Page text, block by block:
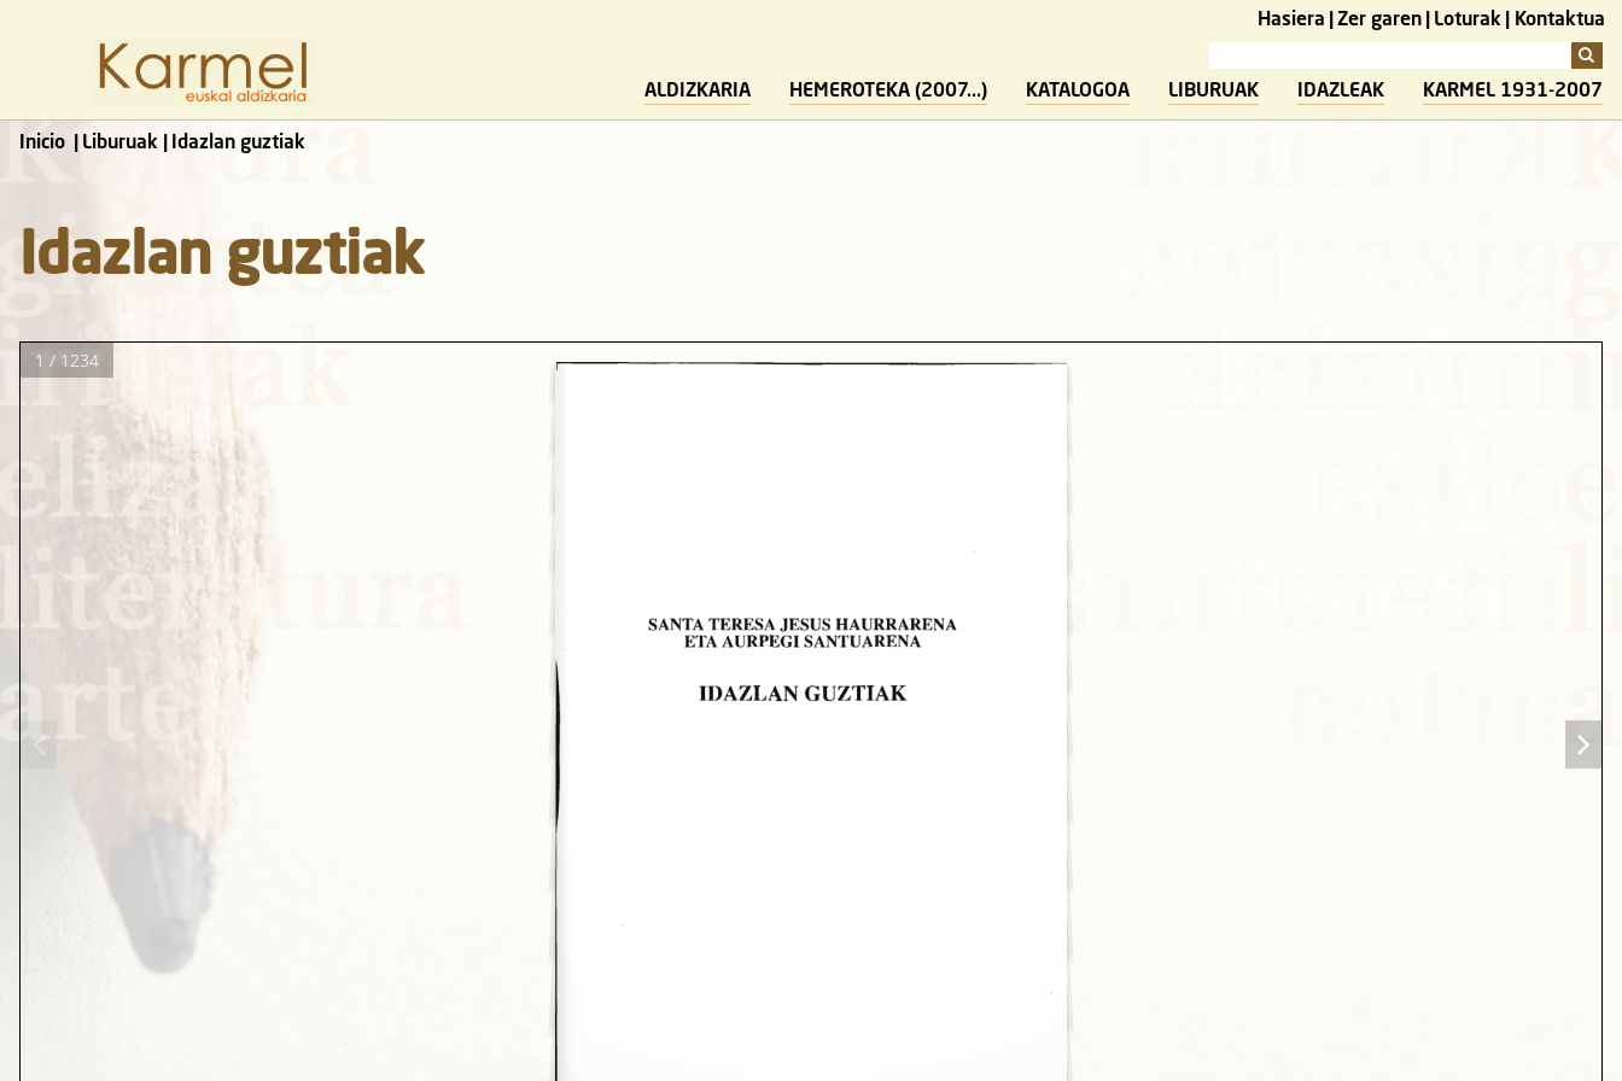
Hasiera Zer garen Loturak Kontaktua
ALDIZKARIA HEMEROTEKA (2007...) KATALOGOA LIBURUAK IDAZLEAK KARMEL 1931-2007
Inicio Liburuak Idazlan guztiak
Idazlan guztiak
1 / 1234